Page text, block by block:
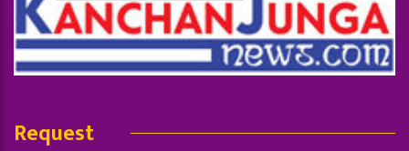
Request